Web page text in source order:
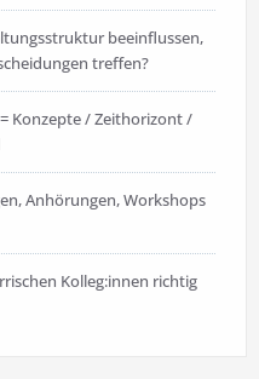
beeinflussen,
treffen?
Konzepte / Zeithorizont /
Anhörungen, Workshops
Kolleg:innen richtig